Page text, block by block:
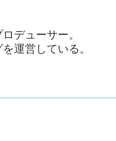
デューサー。
運営している。